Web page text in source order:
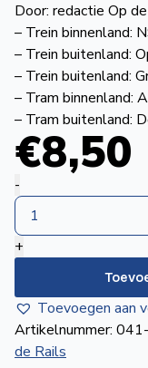
Ons
aanbod
Over
de
NVBS
Wegwijzer
Mijn
NVBS
Door: redactie Op
– Trein binnenland:
– Trein buitenland:
– Trein buitenland:
– Tram binnenland:
– Tram buitenland:
€8,50
Op
de
Rails
december
aantal
-
+
Toevoegen aan
Artikelnummer:
de Rails